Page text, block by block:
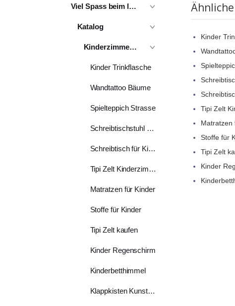
Viel Spass beim lesen
Katalog
Kinderzimmer komplett
Kinder Trinkflasche
Wandtattoo Bäume
Spielteppich Strasse
Schreibtischstuhl Kinder
Schreibtisch für Kinder
Tipi Zelt Kinderzimmer
Matratzen für Kinder
Stoffe für Kinder
Tipi Zelt kaufen
Kinder Regenschirm
Kinderbetthimmel
Klappkisten Kunststoff
Kinder
Tipi Zelt
Matratzen
Stoffe für
Tipi Zelt
Kinder